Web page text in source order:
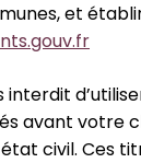
et
interdit
avant votre
civil. Ces